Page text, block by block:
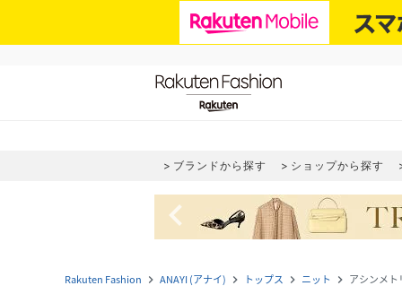
ブランドから探す ショップから探す
navigate_before
Rakuten Fashion navigate_next ANAYI (アナイ) navigate_next トップス navigate_next ニット navigate_next アシンメト